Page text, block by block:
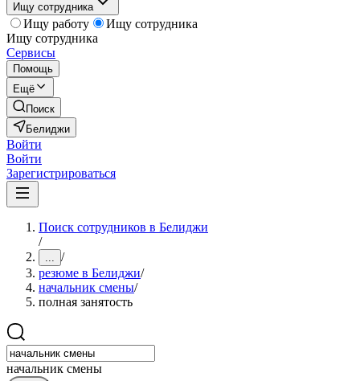
Ищу сотрудника
Ищу работу
Ищу сотрудника
Ищу сотрудника
Сервисы
Помощь
Ещё
Поиск
Белиджи
Войти
Войти
Зарегистрироваться
Поиск сотрудников в Белиджи
/
... /
резюме в Белиджи/
начальник смены/
полная занятость
начальник смены